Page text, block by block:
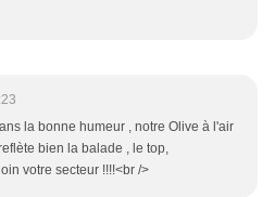
la bonne humeur , notre Olive à l'air
bien la balade , le top,
votre secteur !!!!<br />